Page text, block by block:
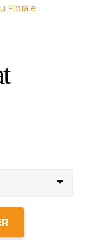
Florale